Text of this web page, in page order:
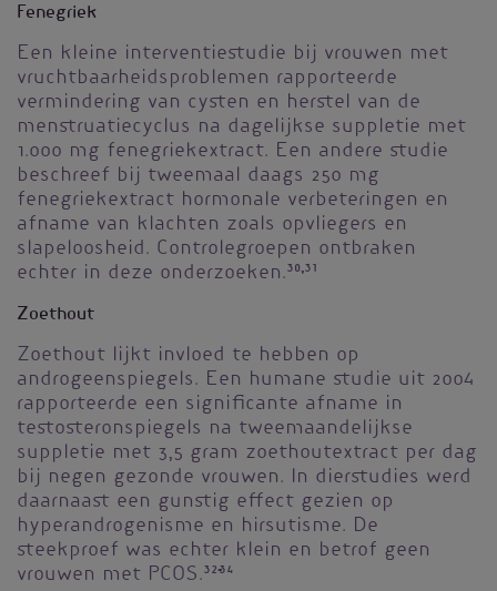
Fenegriek
Een kleine interventiestudie bij vrouwen met
vruchtbaarheidsproblemen rapporteerde
vermindering van cysten en herstel van de
menstruatiecyclus na dagelijkse suppletie met
1.000 mg fenegriekextract. Een andere studie
beschreef bij tweemaal daags 250 mg
fenegriekextract hormonale verbeteringen en
afname van klachten zoals opvliegers en
slapeloosheid. Controlegroepen ontbraken
echter in deze onderzoeken.30,31
Zoethout
Zoethout lijkt invloed te hebben op
androgeenspiegels. Een humane studie uit 2004
rapporteerde een significante afname in
testosteronspiegels na tweemaandelijkse
suppletie met 3,5 gram zoethoutextract per dag
bij negen gezonde vrouwen. In dierstudies werd
daarnaast een gunstig effect gezien op
hyperandrogenisme en hirsutisme. De
steekproef was echter klein en betrof geen
vrouwen met PCOS.32-34